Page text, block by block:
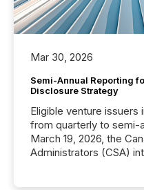
Mar 30, 2026
Semi-Annual Reporting
Disclosure Strategy
Eligible venture issuers
from quarterly to semi-
March 19, 2026, the
Administrators (CSA)